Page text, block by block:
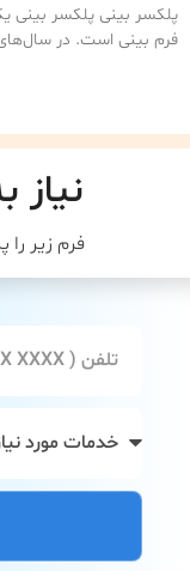
پلکسر بینی پلکسر بینی
فرم بینی است. در سال‌های
نیاز
فرم زیر را